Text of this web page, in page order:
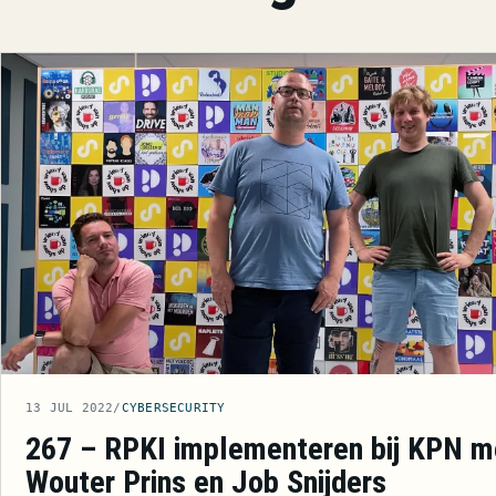
13 JUL 2022/CYBERSECURITY
267 – RPKI implementeren bij KPN
Wouter Prins en Job Snijders